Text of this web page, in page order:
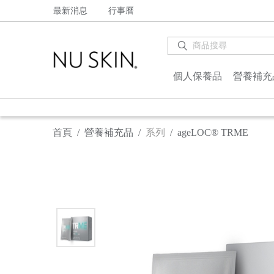
最新消息 行事曆
個人保養品 營養補
首頁 / 營養補充品 / 系列 / ageLOC® TRME